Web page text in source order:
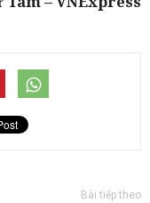
Bài tiếp theo